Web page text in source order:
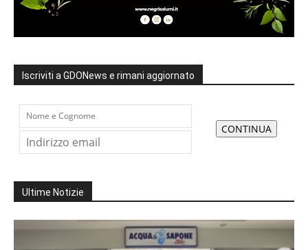
Iscriviti a GDONews e rimani aggiornato
Ultime Notizie